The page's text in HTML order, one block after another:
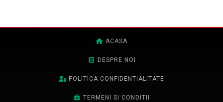
ACASA
DESPRE NOI
POLITICA CONFIDENTIALITATE
TERMENI SI CONDITII